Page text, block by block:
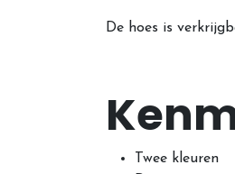
De hoes is
Twee kleuren